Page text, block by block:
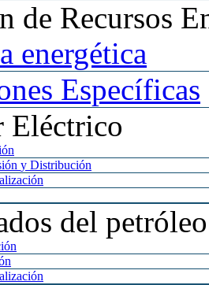
de Recursos
energética
Específicas
Eléctrico
y Distribución
del petróleo